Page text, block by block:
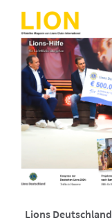
Lions Deutschland